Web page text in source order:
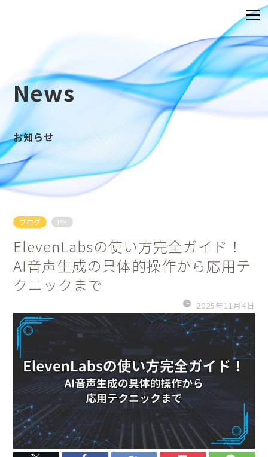
News
お知らせ
ブログ PR
ElevenLabsの使い方完全ガイド！
AI音声生成の具体的操作から応用テ
クニックまで
2025年11月4日